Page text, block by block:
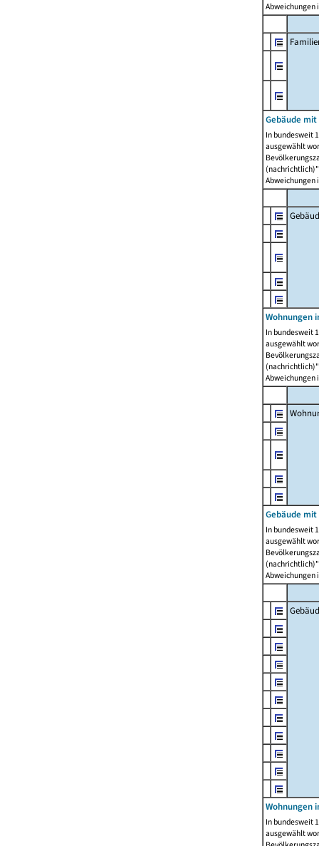
Abweichungen
Gebäude
In bundesweit
ausgewählt
Abweichungen
Wohnungen
In bundesweit
ausgewählt
Abweichungen
Gebäude
In bundesweit
ausgewählt
Abweichungen
Wohnungen
In bundesweit
ausgewählt